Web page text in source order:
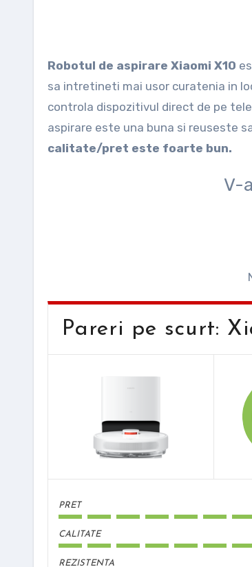
Robotul de aspirare Xiaomi X10
sa intretineti mai usor curatenia in
controla dispozitivul direct de pe
aspirare este una buna si reuseste
calitate/pret este foarte bun.
Pareri pe scurt:
PRET
CALITATE
REZISTENTA